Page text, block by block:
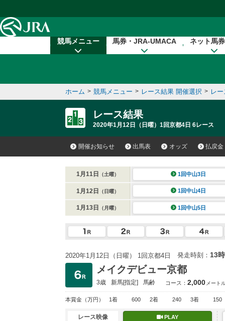
競馬メニュー 馬券・JRA-UMACA ネット馬
ホーム > 競馬メニュー > レース結果 開催選択 > レ
レース結果
2020年1月12日（日曜）1回京都4日 6レース
開催お知らせ 出馬表 オッズ 払戻金
1月11日 （土曜） 1回中山3日
1月12日 （日曜） 1回中山4日
1月13日 （月曜） 1回中山5日
2020年1月12日（日曜） 1回京都4日 発走時刻： 13
メイクデビュー京都
3歳 新馬[指定] 馬齢 コース： 2,000 メート
本賞金 （万円） 1着 600 2着 240 3着 150
レース映像 PLAY